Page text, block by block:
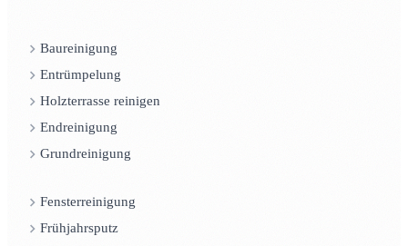
Baureinigung
Entrümpelung
Holzterrasse reinigen
Endreinigung
Grundreinigung
Fensterreinigung
Frühjahrsputz